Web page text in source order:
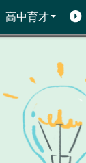
高中育才